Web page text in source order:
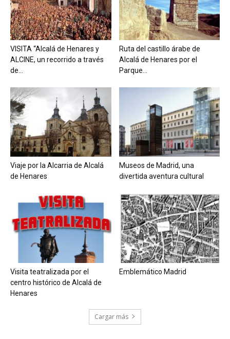
VISITA “Alcalá de Henares y
ALCINE, un recorrido a través
de...
Ruta del castillo árabe de
Alcalá de Henares por el
Parque...
Viaje por la Alcarria de Alcalá
de Henares
Museos de Madrid, una
divertida aventura cultural
Visita teatralizada por el
centro histórico de Alcalá de
Henares
Emblemático Madrid
Cargar más